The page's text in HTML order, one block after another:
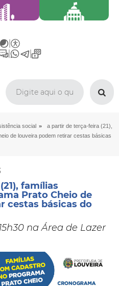
social »
a partir de terça-feira (21),
de louveira podem retirar cestas básicas
famílias
Prato Cheio de
cestas básicas do
na Área de Lazer